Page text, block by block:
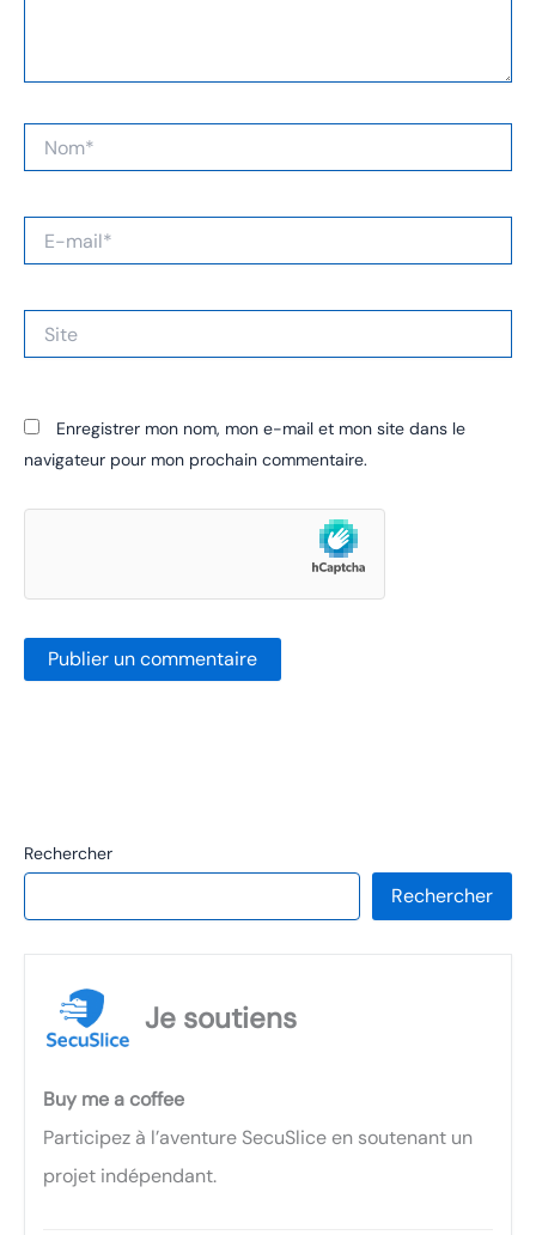
mail*
Enregistrer mon nom, mon e-mail et mon site dans le
navigateur pour mon prochain commentaire.
Rechercher
Rechercher
Je soutiens
Buy me a coffee
Participez à l’aventure SecuSlice en soutenant un
projet indépendant.